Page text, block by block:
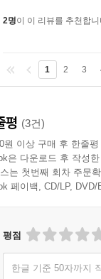
2명이 이 리뷰를 추천합니
1 2 3
평 (3건)
원 이상 구매 후 한줄평
은 다운로드 후 작성
는 첫번째 회차 주문
페이백, CD/LP,
평점
한글 기준 50자까지